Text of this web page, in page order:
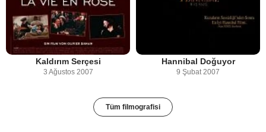
Kaldırım Serçesi
3 Ağustos 2007
Hannibal Doğuyor
9 Şubat 2007
Tüm filmografisi